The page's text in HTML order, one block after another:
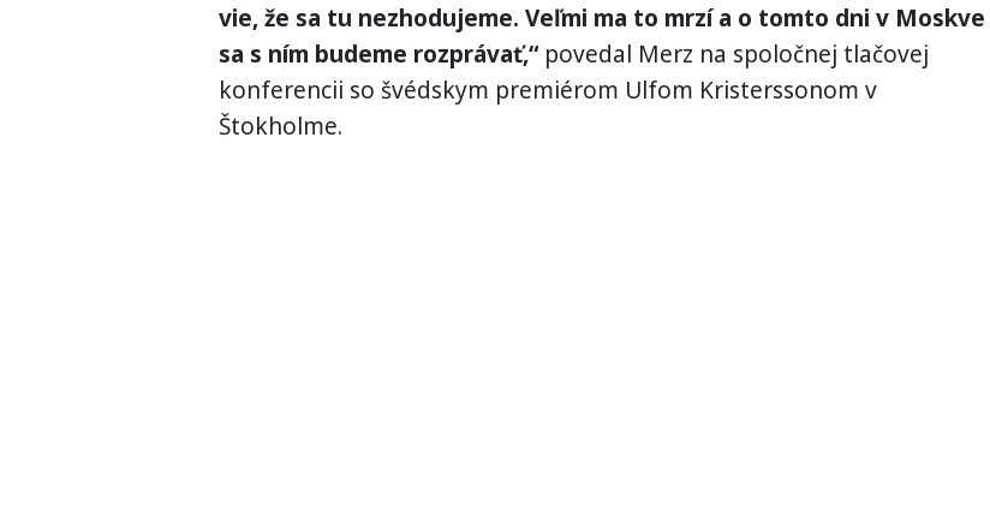
vie, že sa tu nezhodujeme. Veľmi ma to mrzí a o tomto dni v Moskve
sa s ním budeme rozprávať,“povedal Merz na spoločnej tlačovej
konferencii so švédskym premiérom Ulfom Kristerssonom v
Štokholme.